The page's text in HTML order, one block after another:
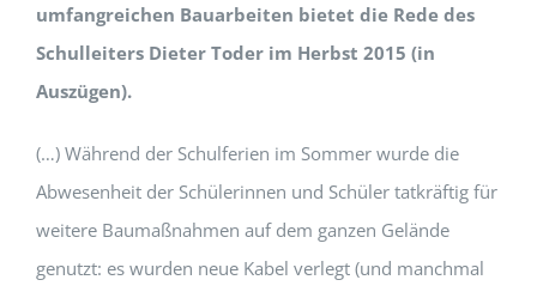
umfangreichen Bauarbeiten bietet die Rede des
Schulleiters Dieter Toder im Herbst 2015 (in
Auszügen).
(…) Während der Schulferien im Sommer wurde die
Abwesenheit der Schülerinnen und Schüler tatkräftig für
weitere Baumaßnahmen auf dem ganzen Gelände
genutzt: es wurden neue Kabel verlegt (und manchmal